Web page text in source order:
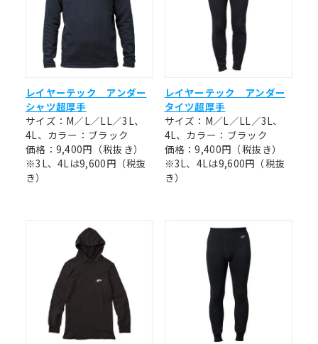
レイヤーテック アンダー
シャツ超厚手
サイズ：M／L／LL／3L、
4L、カラー：ブラック
価格：9,400円（税抜き）
※3L、4Lは9,600円（税抜
き）
レイヤーテック アンダー
タイツ超厚手
サイズ：M／L／LL／3L、
4L、カラー：ブラック
価格：9,400円（税抜き）
※3L、4Lは9,600円（税抜
き）